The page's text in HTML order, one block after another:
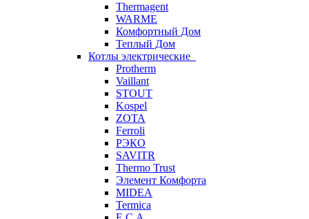
Thermagent
WARME
Комфортный Дом
Теплый Дом
Котлы электрические
Protherm
Vaillant
STOUT
Kospel
ZOTA
Ferroli
РЭКО
SAVITR
Thermo Trust
Элемент Комфорта
MIDEA
Termica